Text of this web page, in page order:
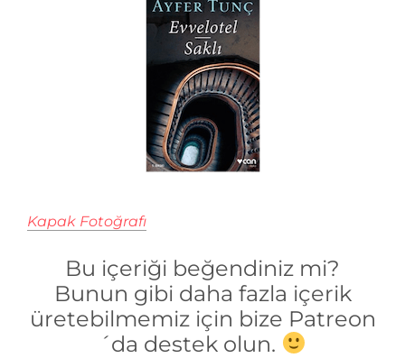
Kapak Fotoğrafı
Bu içeriği beğendiniz mi?
Bunun gibi daha fazla içerik
üretebilmemiz için bize Patreon
´da destek olun.